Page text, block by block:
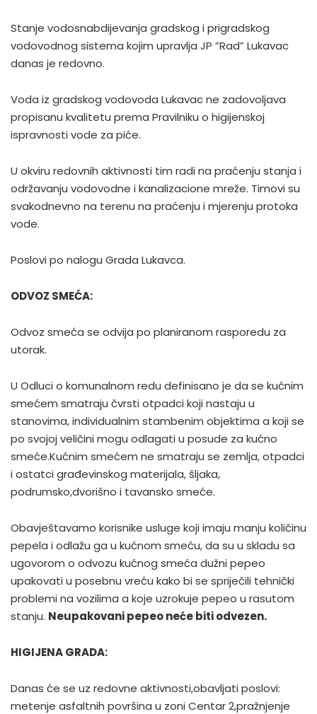
Stanje vodosnabdijevanja gradskog i prigradskog
vodovodnog sistema kojim upravlja JP ”Rad” Lukavac
danas je redovno.
Voda iz gradskog vodovoda Lukavac ne zadovoljava
propisanu kvalitetu prema Pravilniku o higijenskoj
ispravnosti vode za piće.
U okviru redovnih aktivnosti tim radi na praćenju stanja i
održavanju vodovodne i kanalizacione mreže. Timovi su
svakodnevno na terenu na praćenju i mjerenju protoka
vode.
Poslovi po nalogu Grada Lukavca.
ODVOZ SMEĆA:
Odvoz smeća se odvija po planiranom rasporedu za
utorak.
U Odluci o komunalnom redu definisano je da se kućnim
smećem smatraju čvrsti otpadci koji nastaju u
stanovima, individualnim stambenim objektima a koji se
po svojoj veličini mogu odlagati u posude za kućno
smeće.Kućnim smećem ne smatraju se zemlja, otpadci
i ostatci građevinskog materijala, šljaka,
podrumsko,dvorišno i tavansko smeće.
Obavještavamo korisnike usluge koji imaju manju količinu
pepela i odlažu ga u kućnom smeću, da su u skladu sa
ugovorom o odvozu kućnog smeća dužni pepeo
upakovati u posebnu vreću kako bi se spriječili tehnički
problemi na vozilima a koje uzrokuje pepeo u rasutom
stanju. Neupakovani pepeo neće biti odvezen.
HIGIJENA GRADA:
Danas će se uz redovne aktivnosti,obavljati poslovi:
metenje asfaltnih površina u zoni Centar 2,pražnjenje